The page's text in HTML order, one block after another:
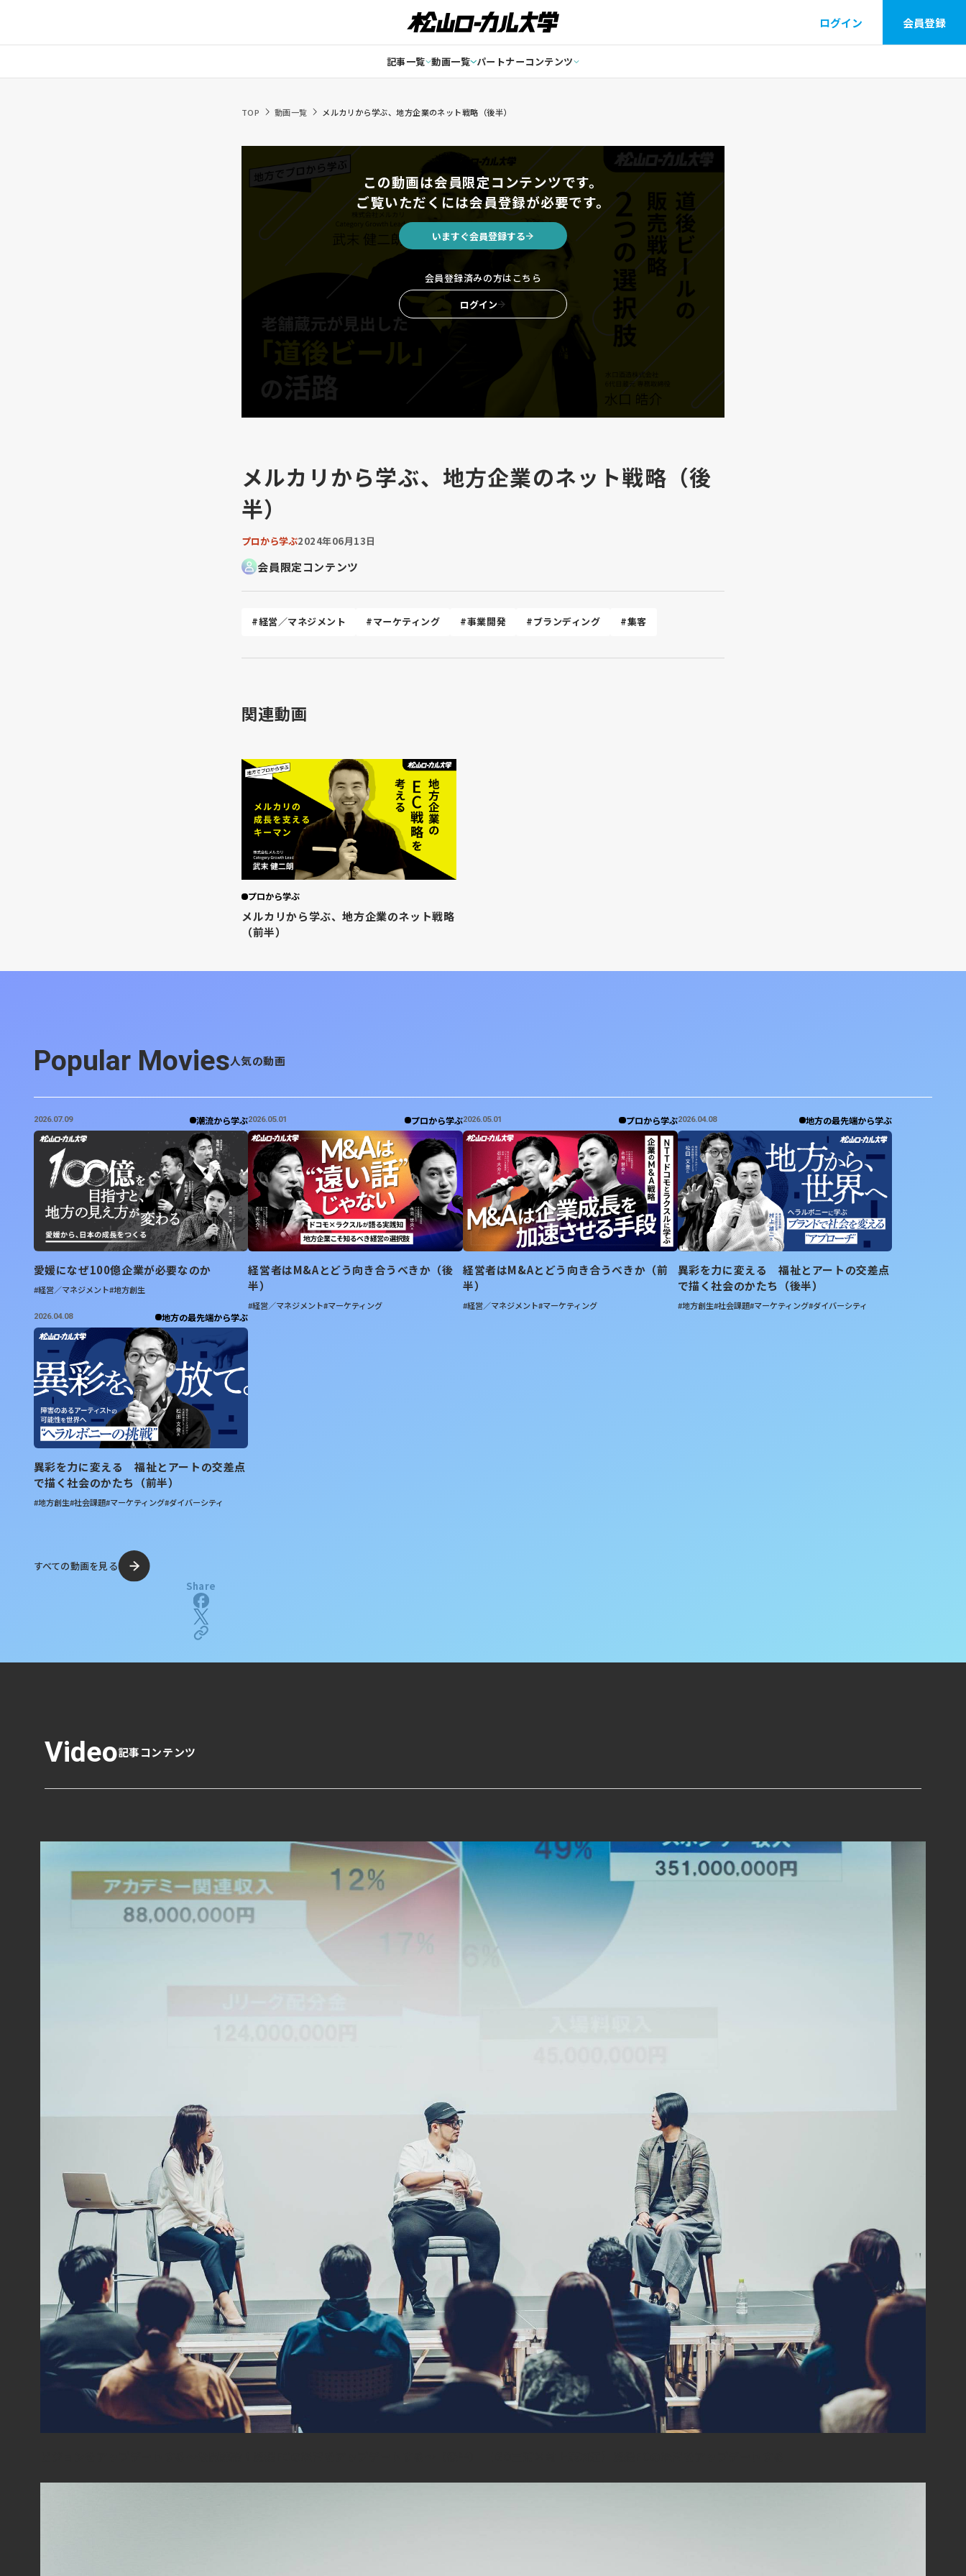
ログイン 会員登録
記事一覧 動画一覧 パートナーコンテンツ
TOP 動画一覧 メルカリから学ぶ、地方企業のネット戦略（後半）
この動画は会員限定コンテンツです。
ご覧いただくには会員登録が必要です。
いますぐ会員登録する
会員登録済みの方はこちら
ログイン
メルカリから学ぶ、地方企業のネット戦略（後
半）
プロから学ぶ2024年06月13日
Share
会員限定コンテンツ
#経営／マネジメント #マーケティング #事業開発 #ブランディング #集客
関連動画
プロから学ぶ
メルカリから学ぶ、地方企業のネット戦略
（前半）
Popular Movies人気の動画
2026.07.09 潮流から学ぶ
愛媛になぜ100億企業が必要なのか
#経営／マネジメント#地方創生
2026.05.01 プロから学ぶ
経営者はM&Aとどう向き合うべきか（後
半）
#経営／マネジメント#マーケティング
2026.05.01 プロから学ぶ
経営者はM&Aとどう向き合うべきか（前
半）
#経営／マネジメント#マーケティング
2026.04.08 地方の最先端から学ぶ
異彩を力に変える 福祉とアートの交差点
で描く社会のかたち（後半）
#地方創生#社会課題#マーケティング#ダイバーシティ
2026.04.08 地方の最先端から学ぶ
異彩を力に変える 福祉とアートの交差点
で描く社会のかたち（前半）
#地方創生#社会課題#マーケティング#ダイバーシティ
すべての動画を見る
Video記事コンテンツ